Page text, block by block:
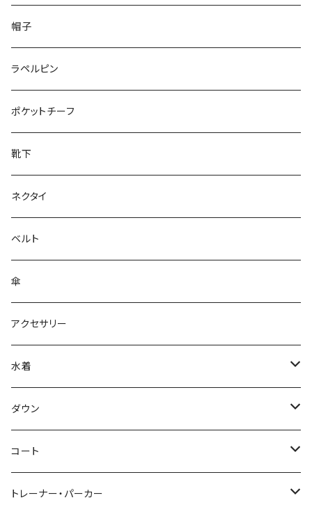
50/XL～
48/L
50/XL～
26cm～
27cm～
28cm～
帽子
ラペルピン
ポケットチーフ
靴下
ネクタイ
ベルト
傘
アクセサリー
水着
～44/S
46/M
48/L
ダウン
～44/S
46/M
コート
～44/S
トレーナー・パーカー